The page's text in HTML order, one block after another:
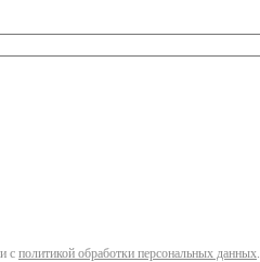
с политикой обработки персональных данных.